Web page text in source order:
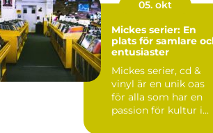
05. okt
Mickes serier: En
plats för samlare
entusiaster
Mickes serier, cd &
vinyl är en unik oas
för alla som har en
passion för kultur i...